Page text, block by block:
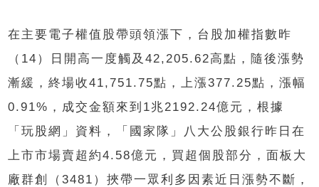
在主要電子權值股帶頭領漲下，台股加權指數昨
（14）日開高一度觸及42,205.62高點，隨後漲勢
漸緩，終場收41,751.75點，上漲377.25點，漲幅
0.91%，成交金額來到1兆2192.24億元，根據
「玩股網」資料，「國家隊」八大公股銀行昨日在
上市市場賣超約4.58億元，買超個股部分，面板大
廠群創（3481）挾帶一眾利多因素近日漲勢不斷，